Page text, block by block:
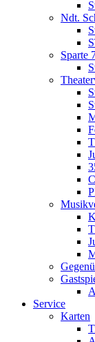
Ndt.
Sparte
Service
Karten